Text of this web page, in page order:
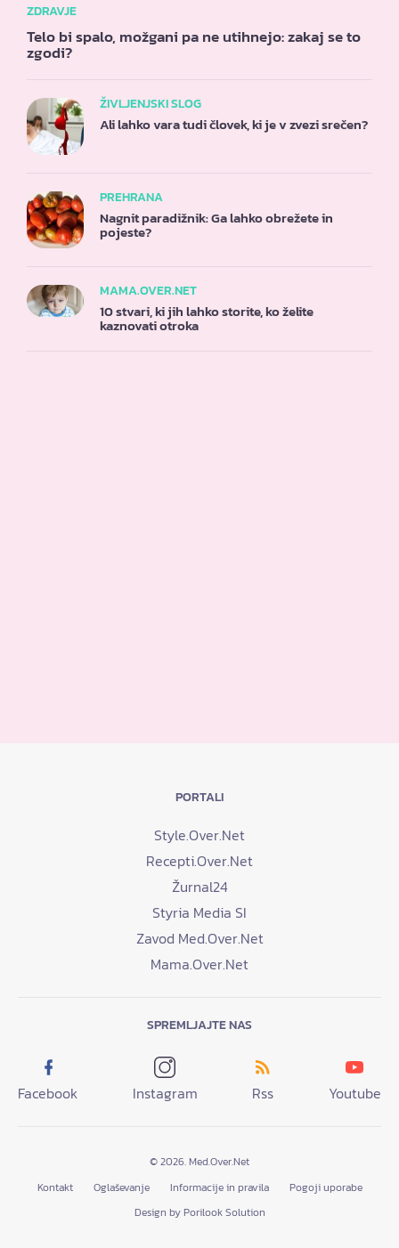
ZDRAVJE
Telo bi spalo, možgani pa ne utihnejo: zakaj se to
zgodi?
ŽIVLJENJSKI SLOG
Ali lahko vara tudi človek, ki je v zvezi srečen?
PREHRANA
Nagnit paradižnik: Ga lahko obrežete in
pojeste?
MAMA.OVER.NET
10 stvari, ki jih lahko storite, ko želite
kaznovati otroka
PORTALI
Style.Over.Net
Recepti.Over.Net
Žurnal24
Styria Media SI
Zavod Med.Over.Net
Mama.Over.Net
SPREMLJAJTE NAS
Facebook Instagram Rss Youtube
© 2026. Med.Over.Net
Kontakt
Oglaševanje Informacije in pravila
Pogoji uporabe
Design by Porilook Solution